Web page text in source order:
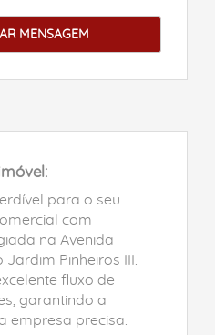
MENSAGEM
para o seu
com
na Avenida
Pinheiros III.
fluxo de
garantindo a
empresa precisa.